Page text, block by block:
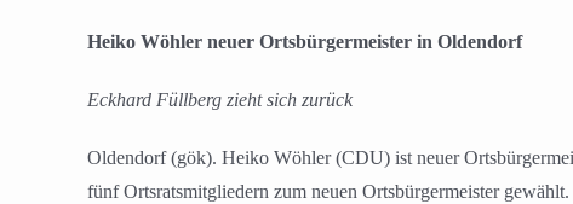
grösseres
Heiko Wöhler neuer Ortsbürgermeister in Oldendorf
Eckhard Füllberg zieht sich zurück
Oldendorf (gök). Heiko Wöhler (CDU) ist neuer
fünf Ortsratsmitgliedern zum neuen Ortsbürgermeister